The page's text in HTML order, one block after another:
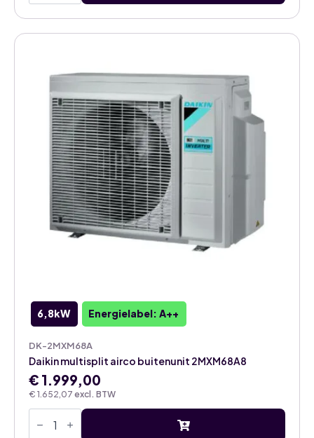
buitenunit
2MXM50A8
aantal
6,8kW Energielabel: A++
DK-2MXM68A
€ 1.652,07 excl. BTW
Daikin multisplit airco buitenunit 2MXM68A8
€ 1.999,00
Daikin
multisplit